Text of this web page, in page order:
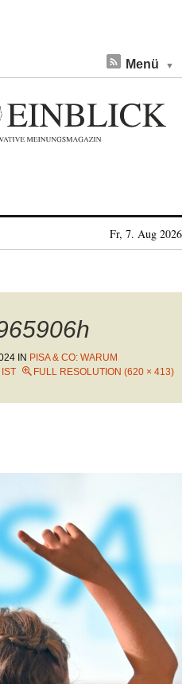
Menü
Fr, 7. Aug 2026
IN PISA & CO: WARUM
FULL RESOLUTION (620 × 413)